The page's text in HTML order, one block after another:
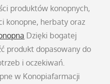
produktów konopnych,
konopne, herbaty oraz
Dzięki bogatej
produkt dopasowany do
i oczekiwań.
w Konopiafarmacji